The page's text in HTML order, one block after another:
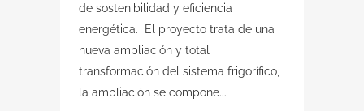
de sostenibilidad y eficiencia
energética. El proyecto trata de una
nueva ampliación y total
transformación del sistema frigorífico,
la ampliación se compone...